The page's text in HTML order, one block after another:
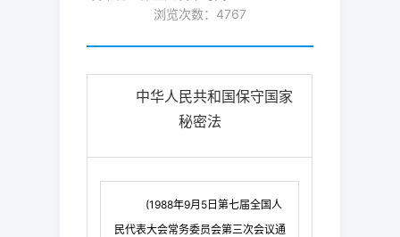
浏览次数： 4767
中华人民共和国保守国家
秘密法
(1988年9月 5 日第七届全国人
民代表大会常务委员会第三次会议通